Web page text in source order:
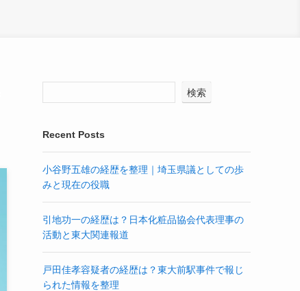
検索
Recent Posts
小谷野五雄の経歴を整理｜埼玉県議としての歩
みと現在の役職
引地功一の経歴は？日本化粧品協会代表理事の
活動と東大関連報道
戸田佳孝容疑者の経歴は？東大前駅事件で報じ
られた情報を整理